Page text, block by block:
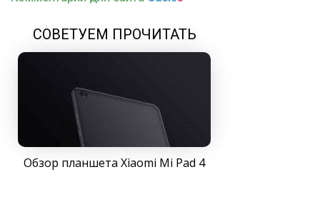
СОВЕТУЕМ ПРОЧИТАТЬ
Обзор планшета Xiaomi Mi Pad 4